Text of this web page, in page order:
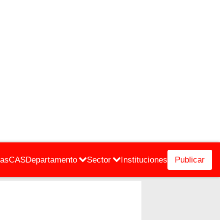
CASDepartamento Sector Instituciones Publicar